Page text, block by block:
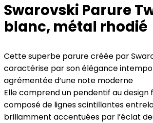
Swarovski Parure
blanc, métal rhodié
Cette superbe parure créée par
caractérise par son élégance
agrémentée d’une note moderne
Elle comprend un pendentif au design
composé de lignes scintillantes
brillamment accentuées par l’éclat